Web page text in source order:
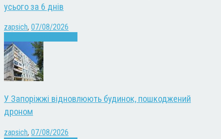
усього за 6 днів
zapsich, 07/08/2026
У Запоріжжі відновлюють будинок, пошкоджений
дроном
zapsich, 07/08/2026